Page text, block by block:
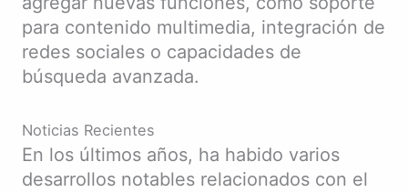
para contenido multimedia, integración de
redes sociales o capacidades de
búsqueda avanzada.
Noticias Recientes
En los últimos años, ha habido varios
desarrollos notables relacionados con el